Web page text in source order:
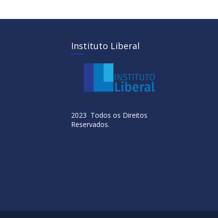
Instituto Liberal
2023 Todos os Direitos
Reservados.